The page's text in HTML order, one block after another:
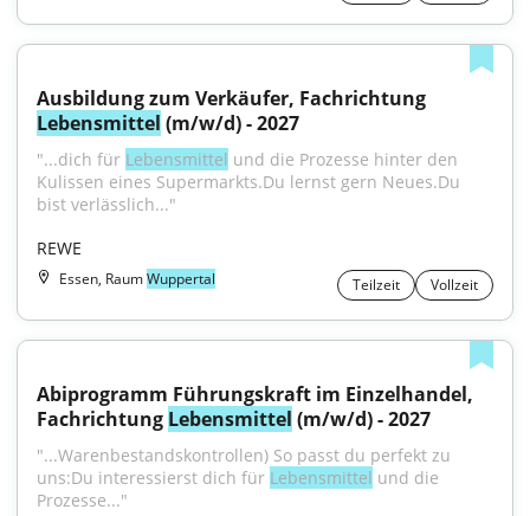
Lebensmittel (m/w/d) - 2027
"...dich für Lebensmittel und die Prozesse hinter den
Kulissen eines Supermarkts.Du lernst gern Neues.Du
bist verlässlich..."
REWE
Essen, RaumWuppertal Teilzeit Vollzeit
Abiprogramm Führungskraft im Einzelhandel,
Fachrichtung Lebensmittel (m/w/d) - 2027
"...Warenbestandskontrollen) So passt du perfekt zu
uns:Du interessierst dich für Lebensmittel und die
Prozesse..."